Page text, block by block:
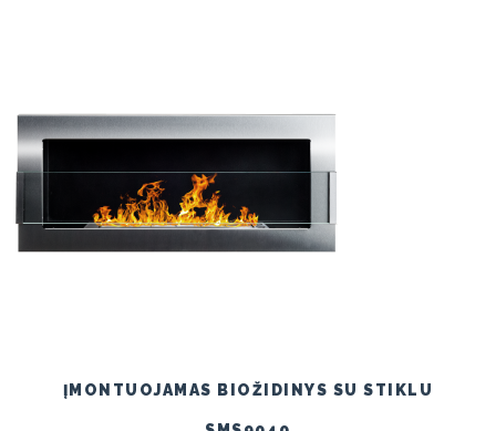
ĮMONTUOJAMAS BIOŽIDINYS SU STIKLU